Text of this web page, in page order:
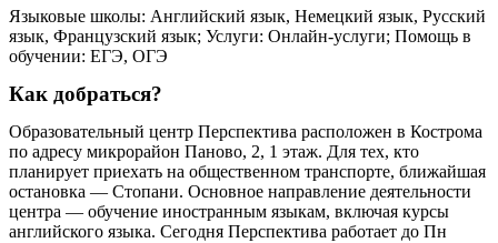
Языковые школы: Английский язык, Немецкий язык, Русский
язык, Французский язык; Услуги: Онлайн-услуги; Помощь в
обучении: ЕГЭ, ОГЭ
Как добраться?
Образовательный центр Перспектива расположен в Кострома
по адресу микрорайон Паново, 2, 1 этаж. Для тех, кто
планирует приехать на общественном транспорте, ближайшая
остановка — Стопани. Основное направление деятельности
центра — обучение иностранным языкам, включая курсы
английского языка. Сегодня Перспектива работает до Пн